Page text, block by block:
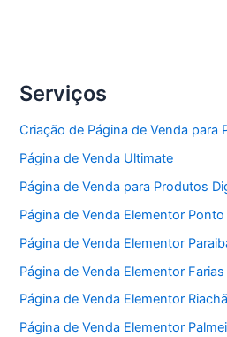
Serviços
Criação de Página de Venda para
Página de Venda Ultimate
Página de Venda para Produtos
Página de Venda Elementor
Página de Venda Elementor
Página de Venda Elementor Farias
Página de Venda Elementor
Página de Venda Elementor